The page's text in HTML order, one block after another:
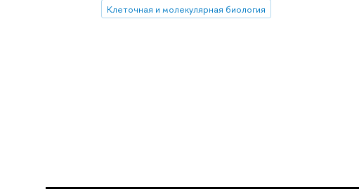
Клеточная и молекулярная биология